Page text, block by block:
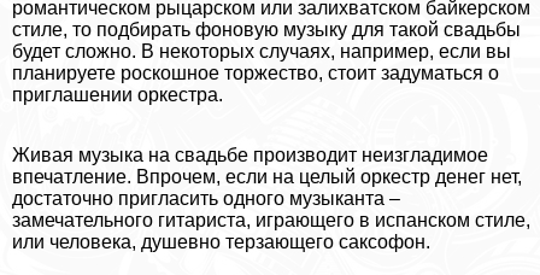
романтическом рыцарском или залихватском байкерском
стиле, то подбирать фоновую музыку для такой свадьбы
будет сложно. В некоторых случаях, например, если вы
планируете роскошное торжество, стоит задуматься о
приглашении оркестра.
Живая музыка на свадьбе производит неизгладимое
впечатление. Впрочем, если на целый оркестр денег нет,
достаточно пригласить одного музыканта –
замечательного гитариста, играющего в испанском стиле,
или человека, душевно терзающего саксофон.